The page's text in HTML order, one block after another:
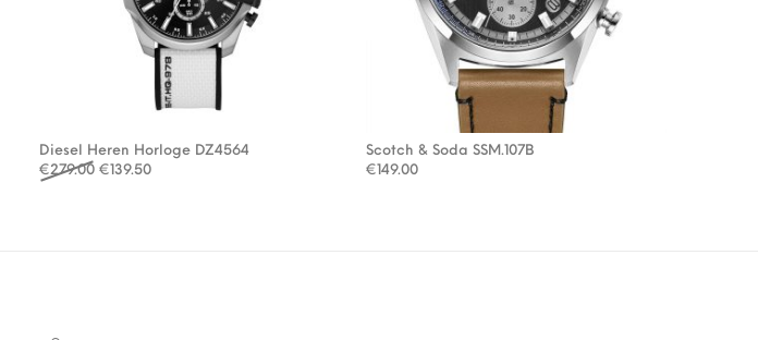
Diesel Heren Horloge DZ4564
€279.00 Oorspronkelijke prijs was: €279.00.
€139.50Huidige prijs is: €139.50.
Scotch & Soda SSM.107B
€149.00